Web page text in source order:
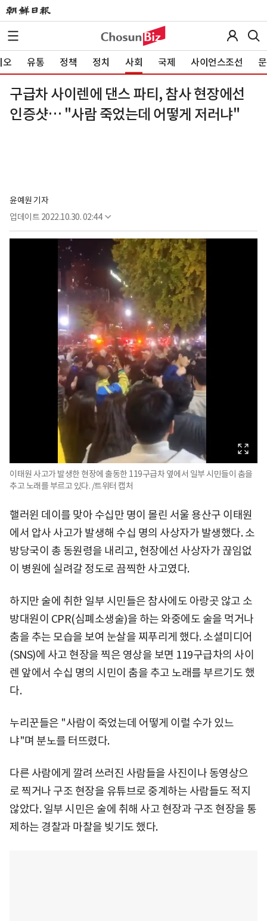
오 유통 정책 정치 사회 국제 사이언스조선
구급차 사이렌에 댄스 파티, 참사 현장에선
인증샷… "사람 죽었는데 어떻게 저러냐"
윤예원 기자
업데이트 2022.10.30. 02:44
이태원 사고가 발생한 현장에 출동한 119구급차 옆에서 일부 시민들이 춤을
추고 노래를 부르고 있다. /트위터 캡처
핼러윈 데이를 맞아 수십만 명이 몰린 서울 용산구 이태원
에서 압사 사고가 발생해 수십 명의 사상자가 발생했다. 소
방당국이 총 동원령을 내리고, 현장에선 사상자가 끊임없
이 병원에 실려갈 정도로 끔찍한 사고였다.
하지만 술에 취한 일부 시민들은 참사에도 아랑곳 않고 소
방대원이 CPR(심폐소생술)을 하는 와중에도 술을 먹거나
춤을 추는 모습을 보여 눈살을 찌푸리게 했다. 소셜미디어
(SNS)에 사고 현장을 찍은 영상을 보면 119구급차의 사이
렌 앞에서 수십 명의 시민이 춤을 추고 노래를 부르기도 했
다.
누리꾼들은 "사람이 죽었는데 어떻게 이럴 수가 있느
냐"며 분노를 터뜨렸다.
다른 사람에게 깔려 쓰러진 사람들을 사진이나 동영상으
로 찍거나 구조 현장을 유튜브로 중계하는 사람들도 적지
않았다. 일부 시민은 술에 취해 사고 현장과 구조 현장을 통
제하는 경찰과 마찰을 빚기도 했다.